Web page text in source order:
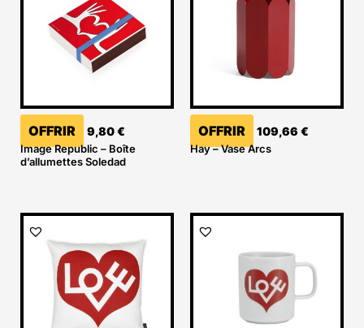
OFFRIR 9,80€
Image Republic – Boîte
d’allumettes Soledad
OFFRIR 109,66 €
Hay – Vase Arcs